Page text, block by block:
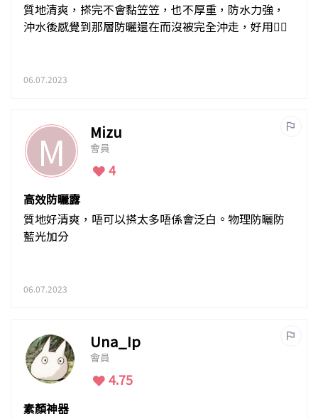
質地清爽，搽完不會黏笠笠，也不厚重，防水力強，
沖水後感覺到那層防曬還在而沒被完全沖走，好用👍🏻
06.07.2023
M Mizu
會員
4
高效防曬露
質地好清爽，唔可以搽太多唔係會泛白。物理防曬防
藍光加分
06.07.2023
Una_Ip
會員
4.75
素顏神器